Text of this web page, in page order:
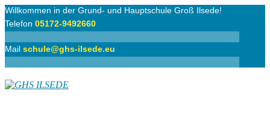
Willkommen in der Grund- und Hauptschule Groß Ilsede!
Telefon 05172-9492660
Mail schule@ghs-ilsede.eu